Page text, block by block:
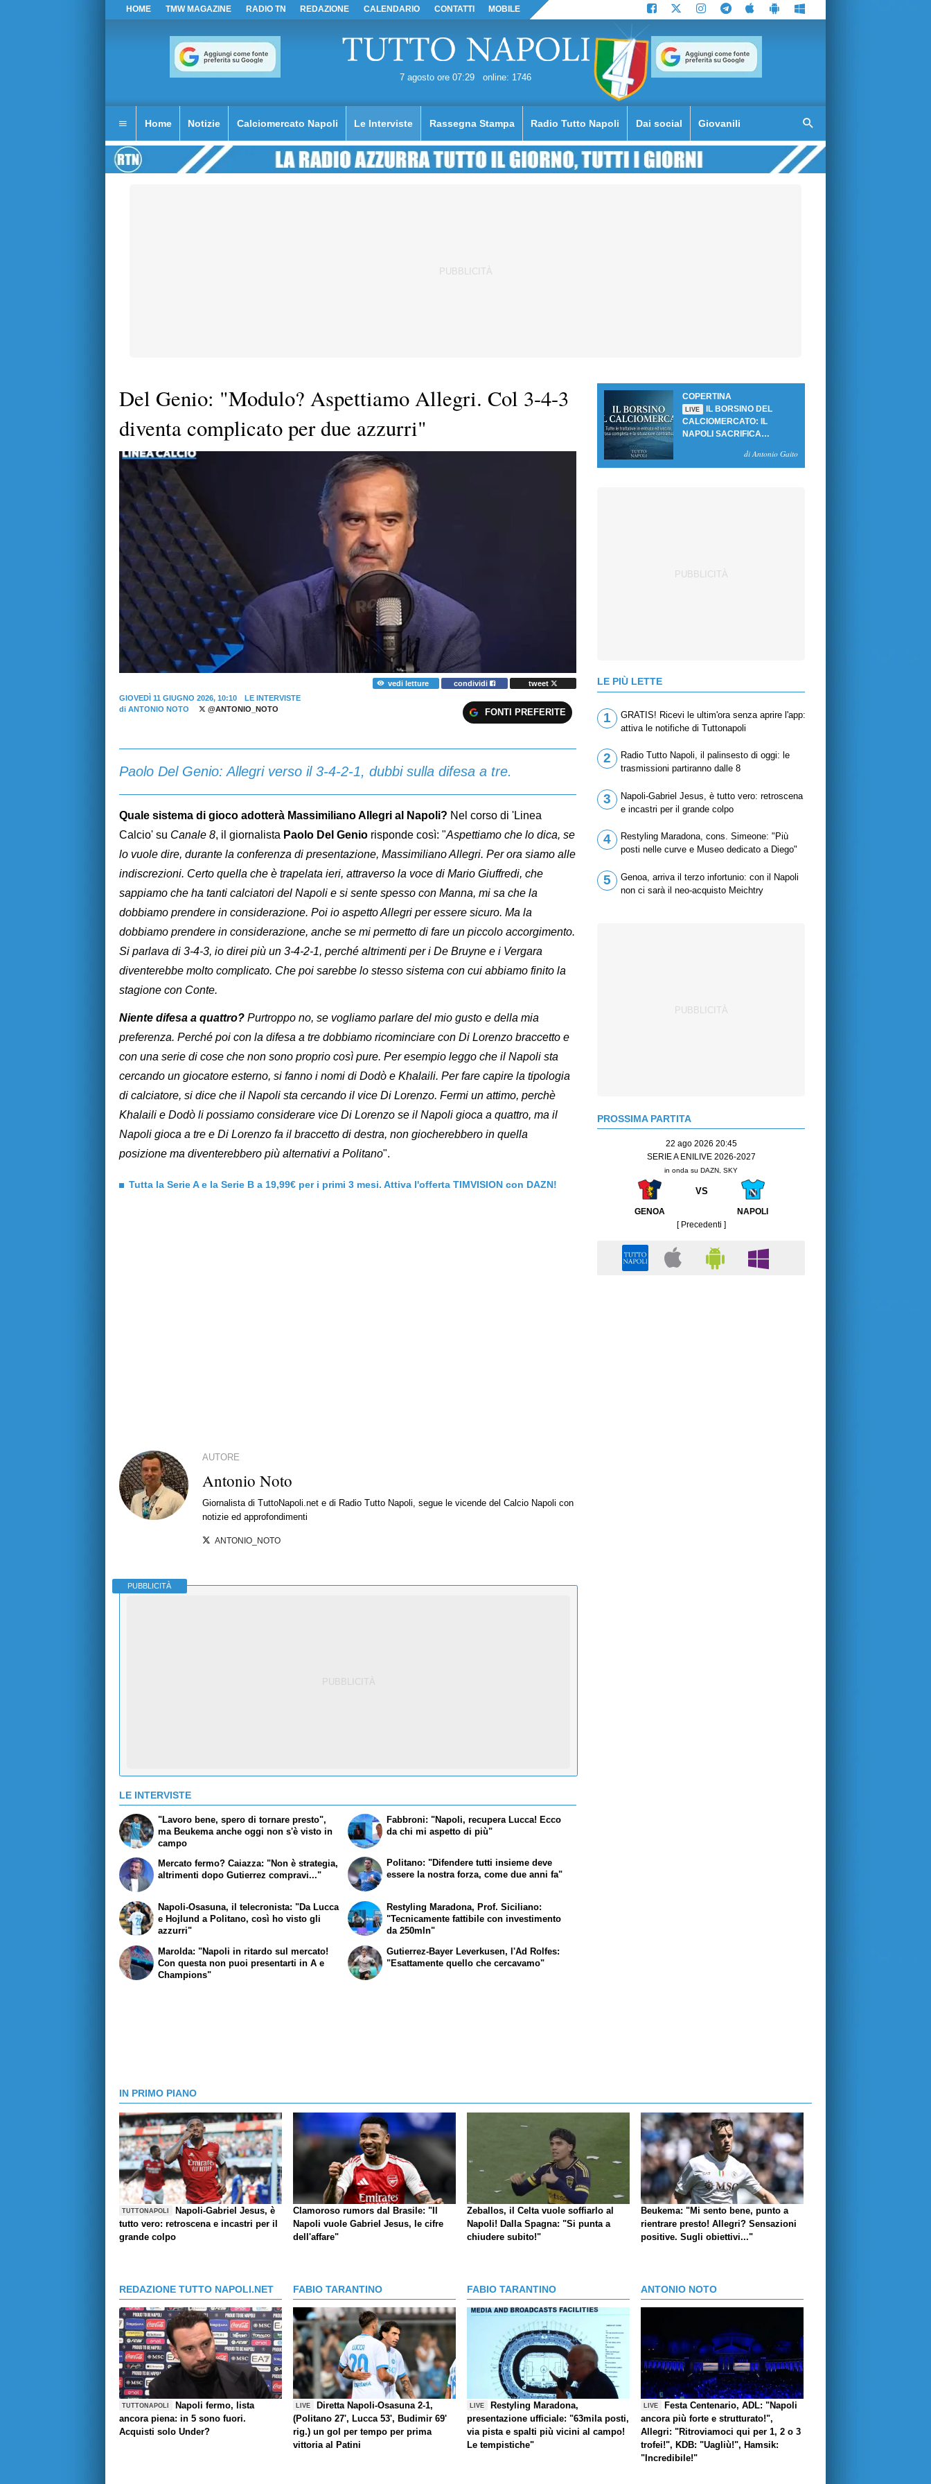
HOME TMW MAGAZINE RADIO TN REDAZIONE CALENDARIO CONTATTI MOBILE
7 agosto ore 07:29 online: 1746
Home Notizie Calciomercato Napoli Le Interviste Rassegna Stampa Radio Tutto Napoli Dai social Giovanili
Del Genio: "Modulo? Aspettiamo Allegri. Col 3-4-3
diventa complicato per due azzurri"
vedi letture condividi
tweet
GIOVEDÌ 11 GIUGNO 2026, 10:10
LE INTERVISTE
di ANTONIO NOTO @ANTONIO_NOTO FONTI PREFERITE
Paolo Del Genio: Allegri verso il 3-4-2-1, dubbi sulla difesa a tre.
Quale sistema di gioco adotterà Massimiliano Allegri al Napoli? Nel corso di 'Linea
Calcio' su Canale 8, il giornalista Paolo Del Genio risponde così: "Aspettiamo che lo dica, se
lo vuole dire, durante la conferenza di presentazione, Massimiliano Allegri. Per ora siamo alle
indiscrezioni. Certo quella che è trapelata ieri, attraverso la voce di Mario Giuffredi, che
sappiamo che ha tanti calciatori del Napoli e si sente spesso con Manna, mi sa che la
dobbiamo prendere in considerazione. Poi io aspetto Allegri per essere sicuro. Ma la
dobbiamo prendere in considerazione, anche se mi permetto di fare un piccolo accorgimento.
Si parlava di 3-4-3, io direi più un 3-4-2-1, perché altrimenti per i De Bruyne e i Vergara
diventerebbe molto complicato. Che poi sarebbe lo stesso sistema con cui abbiamo finito la
stagione con Conte.
Niente difesa a quattro? Purtroppo no, se vogliamo parlare del mio gusto e della mia
preferenza. Perché poi con la difesa a tre dobbiamo ricominciare con Di Lorenzo braccetto e
con una serie di cose che non sono proprio così pure. Per esempio leggo che il Napoli sta
cercando un giocatore esterno, si fanno i nomi di Dodò e Khalaili. Per fare capire la tipologia
di calciatore, si dice che il Napoli sta cercando il vice Di Lorenzo. Fermi un attimo, perchè
Khalaili e Dodò li possiamo considerare vice Di Lorenzo se il Napoli gioca a quattro, ma il
Napoli gioca a tre e Di Lorenzo fa il braccetto di destra, non giocherebbero in quella
posizione ma diventerebbero più alternativi a Politano".
Tutta la Serie A e la Serie B a 19,99€ per i primi 3 mesi. Attiva l'offerta TIMVISION con DAZN!
AUTORE
Antonio Noto
Giornalista di TuttoNapoli.net e di Radio Tutto Napoli, segue le vicende del Calcio Napoli con
notizie ed approfondimenti
ANTONIO_NOTO
PUBBLICITÀ
LE INTERVISTE
"Lavoro bene, spero di tornare presto",
ma Beukema anche oggi non s'è visto in
campo
Mercato fermo? Caiazza: "Non è strategia,
altrimenti dopo Gutierrez compravi..."
Fabbroni: "Napoli, recupera Lucca! Ecco
da chi mi aspetto di più"
Politano: "Difendere tutti insieme deve
essere la nostra forza, come due anni fa"
Napoli-Osasuna, il telecronista: "Da Lucca
e Hojlund a Politano, così ho visto gli
azzurri"
Marolda: "Napoli in ritardo sul mercato!
Con questa non puoi presentarti in A e
Champions"
Restyling Maradona, Prof. Siciliano:
"Tecnicamente fattibile con investimento
da 250mln"
Gutierrez-Bayer Leverkusen, l'Ad Rolfes:
"Esattamente quello che cercavamo"
COPERTINA
LIVE
IL BORSINO DEL
CALCIOMERCATO: IL
NAPOLI SACRIFICA
SBLOCCANO ARRIVIdi Antonio Gaito
LE PIÙ LETTE
1
GRATIS! Ricevi le ultim'ora senza aprire l'app:
attiva le notifiche di Tuttonapoli
2
Radio Tutto Napoli, il palinsesto di oggi: le
trasmissioni partiranno dalle 8
3
Napoli-Gabriel Jesus, è tutto vero: retroscena
e incastri per il grande colpo
4
Restyling Maradona, cons. Simeone: "Più
posti nelle curve e Museo dedicato a Diego"
5
Genoa, arriva il terzo infortunio: con il Napoli
non ci sarà il neo-acquisto Meichtry
PROSSIMA PARTITA
22 ago 2026 20:45
SERIE A ENILIVE 2026-2027
in onda su DAZN, SKY
VS
GENOA
NAPOLI
[ Precedenti ]
IN PRIMO PIANO
TUTTONAPOLI
Napoli-Gabriel Jesus, è
tutto vero: retroscena e incastri per il
grande colpo
Clamoroso rumors dal Brasile: "Il
Napoli vuole Gabriel Jesus, le cifre
dell'affare"
Zeballos, il Celta vuole soffiarlo al
Napoli! Dalla Spagna: "Si punta a
chiudere subito!"
Beukema: "Mi sento bene, punto a
rientrare presto! Allegri? Sensazioni
positive. Sugli obiettivi..."
REDAZIONE TUTTO NAPOLI.NET
TUTTONAPOLI
Napoli fermo, lista
ancora piena: in 5 sono fuori.
Acquisti solo Under?
FABIO TARANTINO
LIVE
Diretta Napoli-Osasuna 2-1,
(Politano 27', Lucca 53', Budimir 69'
rig.) un gol per tempo per prima
vittoria al Patini
FABIO TARANTINO
LIVE
Restyling Maradona,
presentazione ufficiale: "63mila posti,
via pista e spalti più vicini al campo!
Le tempistiche"
ANTONIO NOTO
LIVE
Festa Centenario, ADL: "Napoli
ancora più forte e strutturato!",
Allegri: "Ritroviamoci qui per 1, 2 o 3
trofei!", KDB: "Uagliù!", Hamsik:
"Incredibile!"